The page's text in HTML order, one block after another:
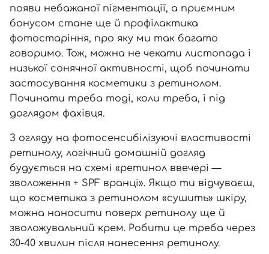
появи небажаної пігментації, а приємним
бонусом стане ще й профілактика
фотостаріння, про яку ми так багато
говоримо. Тож, можна не чекати листопада і
низької сонячної активності, щоб починати
застосування косметики з ретинолом.
Починати треба тоді, коли треба, і під
доглядом фахівця.
З огляду на фотосенсибілізуючі властивості
ретинолу, логічний домашній догляд
будується на схемі «ретинол ввечері —
зволоження + SPF вранці». Якщо ти відчуваєш,
що косметика з ретинолом «сушить» шкіру,
можна наносити поверх ретинолу ще й
зволожувальний крем. Робити це треба через
30-40 хвилин після нанесення ретинолу.
Далі
Увійти за допомогою e-mail